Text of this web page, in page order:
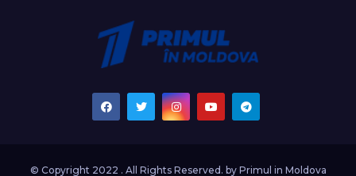
© Copyright 2022 . All Rights Reserved. by Primul in Moldova